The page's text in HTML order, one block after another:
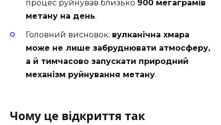
процес руйнував близько 900 мегаграмів
метану на день.
Головний висновок: вулканічна хмара
може не лише забруднювати атмосферу,
а й тимчасово запускати природний
механізм руйнування метану.
Чому це відкриття так